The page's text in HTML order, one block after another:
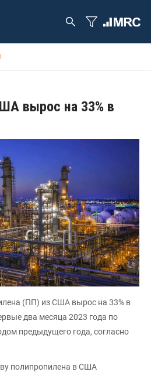
вырос на 33% в
(ПП) из США вырос на 33% в
два месяца 2023 года по
предыдущего года, согласно
полипропилена в США